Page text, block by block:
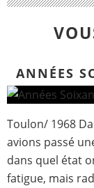
ANNÉES
Toulon/ 1968
avions passé
dans quel état
fatigue, mais